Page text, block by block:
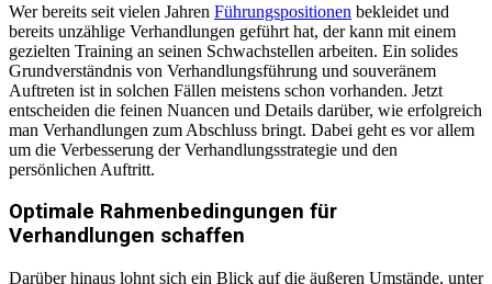
Wer bereits seit vielen Jahren Führungspositionen bekleidet und
bereits unzählige Verhandlungen geführt hat, der kann mit einem
gezielten Training an seinen Schwachstellen arbeiten. Ein solides
Grundverständnis von Verhandlungsführung und souveränem
Auftreten ist in solchen Fällen meistens schon vorhanden. Jetzt
entscheiden die feinen Nuancen und Details darüber, wie erfolgreich
man Verhandlungen zum Abschluss bringt. Dabei geht es vor allem
um die Verbesserung der Verhandlungsstrategie und den
persönlichen Auftritt.
Optimale Rahmenbedingungen für
Verhandlungen schaffen
Darüber hinaus lohnt sich ein Blick auf die äußeren Umstände, unter